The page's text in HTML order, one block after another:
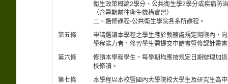
衛生政策概論2學分、公共衛生學2學分或疾病防
（含暑期前往衛生機構實習）
二、選修課程-公共衛生學院各系所課程。
第五條
申請選讀本學程之學生應於教務處規定期限內，
學程能力者，修習學生需提交申請書暨修課計畫
第六條
修讀本學程學生，每學期均應按規定日期辦理加
校修讀。
第七條
本學程以本校暨國內大學院校大學生及研究生為